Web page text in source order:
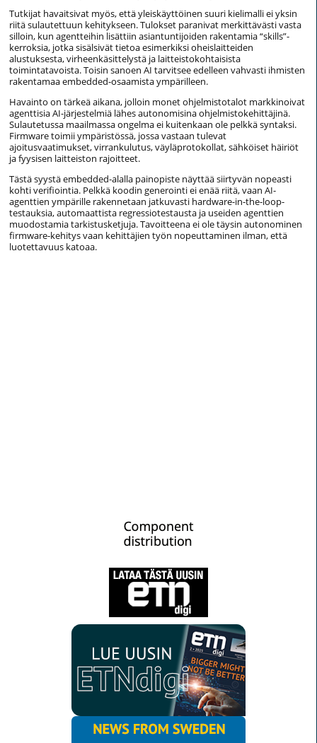
Tutkijat havaitsivat myös, että yleiskäyttöinen suuri kielimalli ei yksin
riitä sulautettuun kehitykseen. Tulokset paranivat merkittävästi vasta
silloin, kun agentteihin lisättiin asiantuntijoiden rakentamia “skills”-
kerroksia, jotka sisälsivät tietoa esimerkiksi oheislaitteiden
alustuksesta, virheenkäsittelystä ja laitteistokohtaisista
toimintatavoista. Toisin sanoen AI tarvitsee edelleen vahvasti ihmisten
rakentamaa embedded-osaamista ympärilleen.
Havainto on tärkeä aikana, jolloin monet ohjelmistotalot markkinoivat
agenttisia AI-järjestelmiä lähes autonomisina ohjelmistokehittäjinä.
Sulautetussa maailmassa ongelma ei kuitenkaan ole pelkkä syntaksi.
Firmware toimii ympäristössä, jossa vastaan tulevat
ajoitusvaatimukset, virrankulutus, väyläprotokollat, sähköiset häiriöt
ja fyysisen laitteiston rajoitteet.
Tästä syystä embedded-alalla painopiste näyttää siirtyvän nopeasti
kohti verifiointia. Pelkkä koodin generointi ei enää riitä, vaan AI-
agenttien ympärille rakennetaan jatkuvasti hardware-in-the-loop-
testauksia, automaattista regressiotestausta ja useiden agenttien
muodostamia tarkistusketjuja. Tavoitteena ei ole täysin autonominen
firmware-kehitys vaan kehittäjien työn nopeuttaminen ilman, että
luotettavuus katoaa.